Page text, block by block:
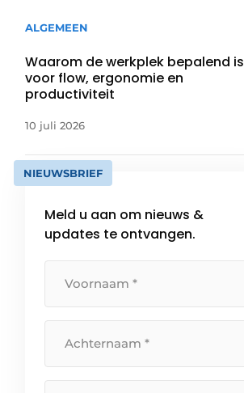
ALGEMEEN
Waarom de werkplek bepalend is
voor flow, ergonomie en
productiviteit
10 juli 2026
NIEUWSBRIEF
Meld u aan om nieuws &
updates te ontvangen.